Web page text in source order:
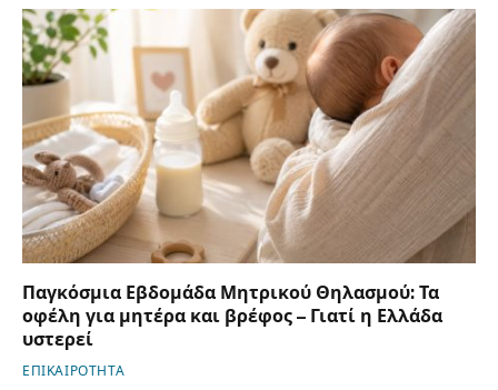
Παγκόσμια Εβδομάδα Μητρικού Θηλασμού: Τα
οφέλη για μητέρα και βρέφος – Γιατί η Ελλάδα
υστερεί
ΕΠΙΚΑΙΡΟΤΗΤΑ